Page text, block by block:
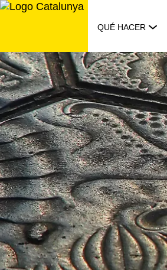
Saltar
QUÉ HACER